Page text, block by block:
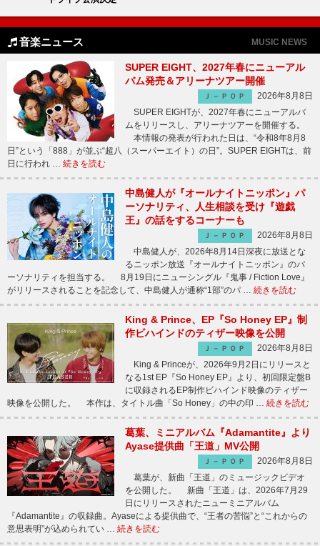
音楽ニュース MUSIC NEWS
SUPER EIGHT、2027年春にニューアル
バム発売＆アリーナツアー開催
Ｊ－ＰＯＰ
2026年8月8日
SUPER EIGHTが、2027年春にニューアルバ
ムをリリースし、アリーナツアーを開催する。
本情報の発表が行われた日は、“令和8年8月8
日”という「888」が並ぶ“超八（スーパーエイト）の日”。SUPER EIGHTは、前
日に行われ … 続きを読む
中島健人が『オールナイトニッポン』パ
ーソナリティ、人生相談を受け『遊戯
王』の話をするコーナーも
Ｊ－ＰＯＰ
2026年8月8日
中島健人が、2026年8月14日深夜に放送とな
るニッポン放送『オールナイトニッポン』のパ
ーソナリティを担当する。 8月19日にニューシングル『鬼事 / Fiction Love』
がリリースされることを記念して、中島健人が通称“1部”のパ … 続きを読む
King & Prince、EP『So Honey EP』制
作ビハインドのティザー映像を公開
Ｊ－ＰＯＰ
2026年8月8日
King & Princeが、2026年9月2日にリリースと
なる1st EP『So Honey EP』より、初回限定盤B
に収録されるEP制作ビハインド映像のティザー
映像を公開した。 本作は、タイトル曲「So Honey」の中の印 … 続きを読む
葛葉、ミニアルバム『Adamantite』より
Ayase提供曲「王道」MV公開
Ｊ－ＰＯＰ
2026年8月8日
葛葉が、新曲「王道」のミュージックビデオ
を公開した。 新曲「王道」は、2026年7月29
日にリリースされたニューミニアルバム
『Adamantite』の収録曲。Ayaseによる提供曲で、“王者の苦悩”と“これからの
意思表明”が込められてい … 続きを読む